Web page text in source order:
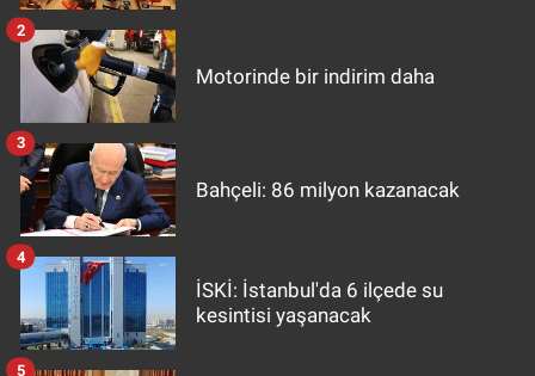
Motorinde bir indirim daha
2
Bahçeli: 86 milyon kazanacak
3
İSKİ: İstanbul'da 6 ilçede su
kesintisi yaşanacak
4
5